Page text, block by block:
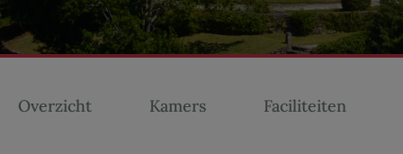
Overzicht Kamers Faciliteiten